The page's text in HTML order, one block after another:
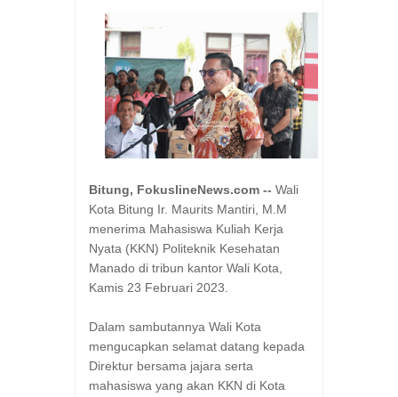
GERAK CEPAT PEMPROV SULUT
Aug 04, 2026
RESES IRENE GOLDA PINONTOAN
Aug 04, 2026
RESES II DPRD SULUT, ROYKE
Aug 03, 2026
RESES II 2026, EUGENIE MANTIRI
Aug 03, 2026
Bitung, FokuslineNews.com -- Wali
Kota Bitung Ir. Maurits Mantiri, M.M
menerima Mahasiswa Kuliah Kerja
Nyata (KKN) Politeknik Kesehatan
Manado di tribun kantor Wali Kota,
Kamis 23 Februari 2023.
Dalam sambutannya Wali Kota
mengucapkan selamat datang kepada
Direktur bersama jajara serta
mahasiswa yang akan KKN di Kota